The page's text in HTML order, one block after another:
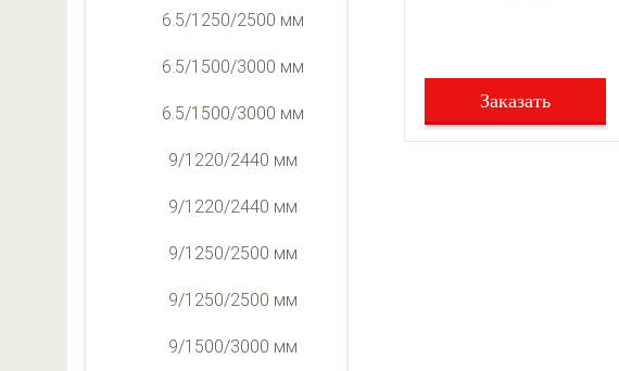
6.5/1250/2500 мм
6.5/1500/3000 мм
6.5/1500/3000 мм
9/1220/2440 мм
9/1220/2440 мм
9/1250/2500 мм
9/1250/2500 мм
9/1500/3000 мм
Заказать